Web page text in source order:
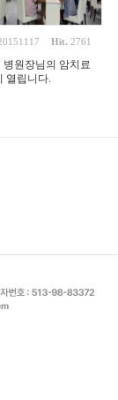
Hit. 2761
병원장님의 암치료
열립니다.